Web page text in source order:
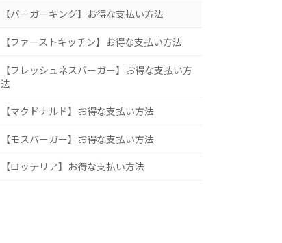
【バーガーキング】お得な支払い方法
【ファーストキッチン】お得な支払い方法
【フレッシュネスバーガー】お得な支払い方
法
【マクドナルド】お得な支払い方法
【モスバーガー】お得な支払い方法
【ロッテリア】お得な支払い方法